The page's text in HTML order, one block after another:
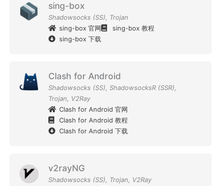
sing-box
Shadowsocks (SS), Trojan
sing-box 官网
sing-box 教程
sing-box 下载
Clash for Android
Shadowsocks (SS), ShadowsocksR (SSR),
Trojan, V2Ray
Clash for Android 官网
Clash for Android 教程
Clash for Android 下载
v2rayNG
Shadowsocks (SS), Trojan, V2Ray